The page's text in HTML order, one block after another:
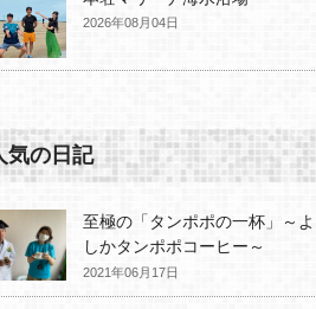
2026年08月04日
気の日記
至極の「タンポポの一杯」～よ
しかタンポポコーヒー～
2021年06月17日